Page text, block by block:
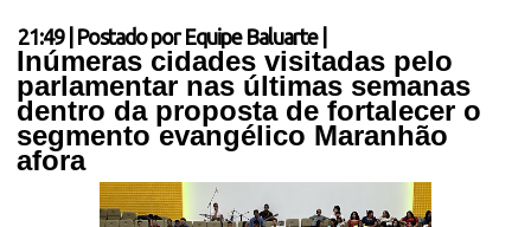
21:49| Postado por Equipe Baluarte
Inúmeras cidades visitadas pelo
parlamentar nas últimas semanas
dentro da proposta de fortalecer o
segmento evangélico Maranhão
afora